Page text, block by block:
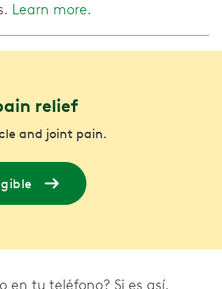
Learn more.
relief
and joint pain.
en tu teléfono? Si es así,